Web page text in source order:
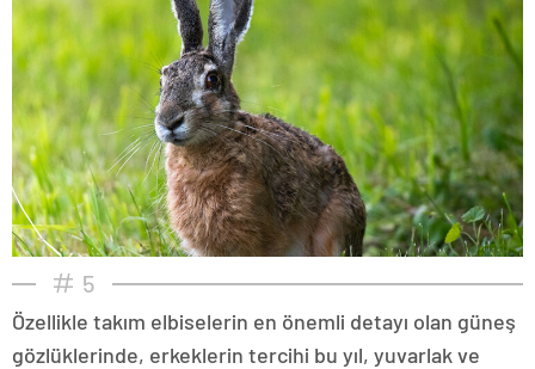
5
Özellikle takım elbiselerin en önemli detayı olan güneş
gözlüklerinde, erkeklerin tercihi bu yıl, yuvarlak ve